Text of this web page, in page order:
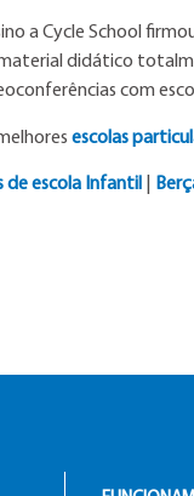
a Cycle School
didático
com
escolas
de escola Infantil